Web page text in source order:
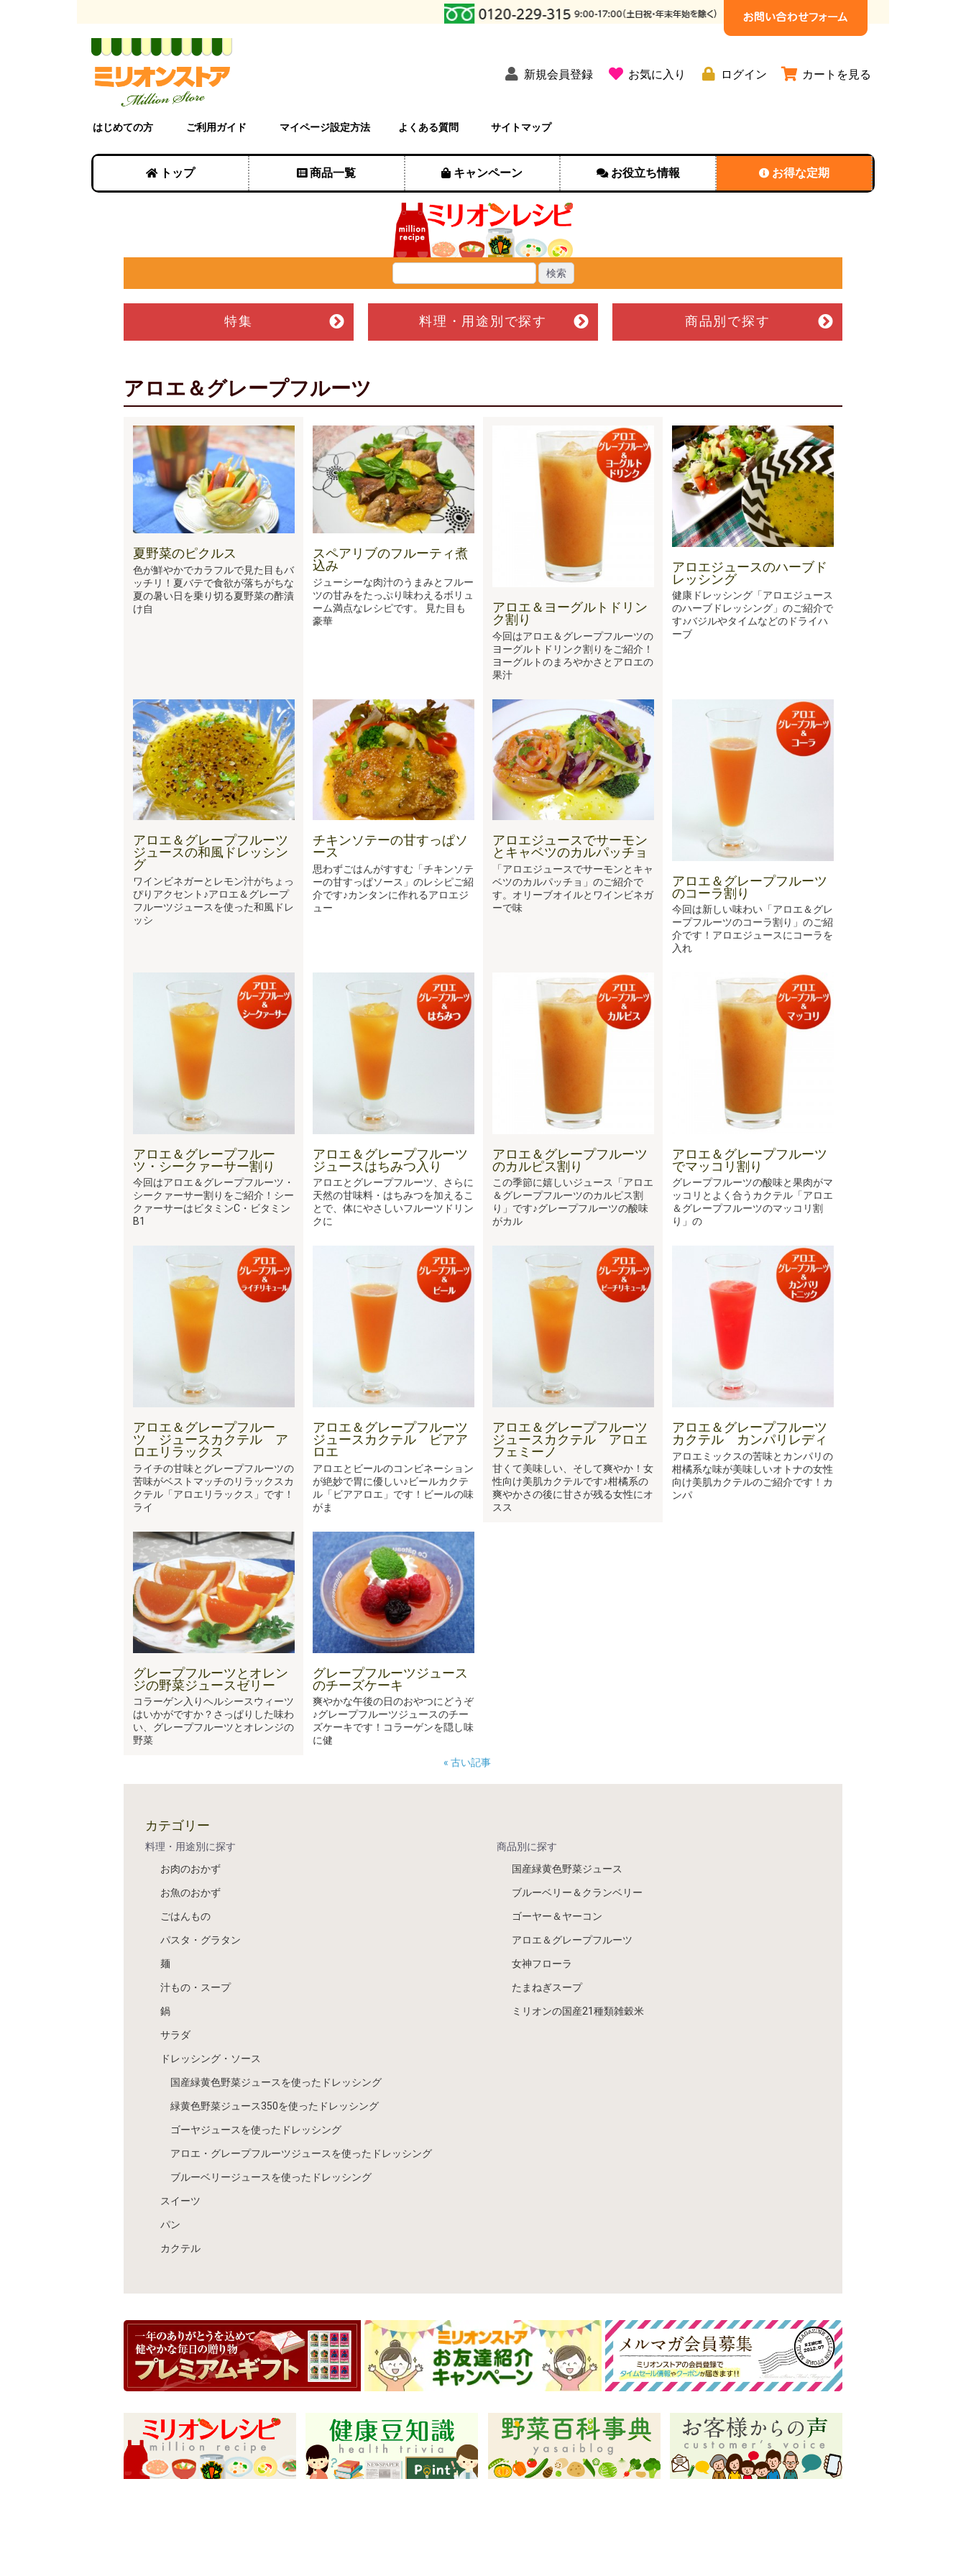
新規会員登録 お気に入り ログイン カートを見る
はじめての方 ご利用ガイド マイページ設定方法 よくある質問 サイトマップ
トップ 商品一覧 キャンペーン お役立ち情報 お得な定期
特集 料理・用途別 で探す 商品別 で探す
アロエ＆グレープフルーツ
夏野菜のピクルス
色が鮮やかでカラフルで見た目もバ
ッチリ！夏バテで食欲が落ちがちな
夏の暑い日を乗り切る夏野菜の酢漬
け自
スペアリブのフルーティ煮
込み
ジューシーな肉汁のうまみとフルー
ツの甘みをたっぷり味わえるボリュ
ーム満点なレシピです。 見た目も
豪華
アロエ＆ヨーグルトドリン
ク割り
今回はアロエ＆グレープフルーツの
ヨーグルトドリンク割りをご紹介！
ヨーグルトのまろやかさとアロエの
果汁
アロエジュースのハーブド
レッシング
健康ドレッシング「アロエジュース
のハーブドレッシング」のご紹介で
す♪バジルやタイムなどのドライハ
ーブ
アロエ＆グレープフルーツ
ジュースの和風ドレッシン
グ
ワインビネガーとレモン汁がちょっ
ぴりアクセント♪アロエ＆グレープ
フルーツジュースを使った和風ドレ
ッシ
チキンソテーの甘すっぱソ
ース
思わずごはんがすすむ「チキンソテ
ーの甘すっぱソース」のレシピご紹
介です♪カンタンに作れるアロエジ
ュー
アロエジュースでサーモン
とキャベツのカルパッチョ
「アロエジュースでサーモンとキャ
ベツのカルパッチョ」のご紹介で
す。オリーブオイルとワインビネガ
ーで味
アロエ＆グレープフルーツ
のコーラ割り
今回は新しい味わい「アロエ＆グレ
ープフルーツのコーラ割り」のご紹
介です！アロエジュースにコーラを
入れ
アロエ＆グレープフルー
ツ・シークァーサー割り
今回はアロエ＆グレープフルーツ・
シークァーサー割りをご紹介！シー
クァーサーはビタミンC・ビタミン
B1
アロエ＆グレープフルーツ
ジュースはちみつ入り
アロエとグレープフルーツ、さらに
天然の甘味料・はちみつを加えるこ
とで、体にやさしいフルーツドリン
クに
アロエ＆グレープフルーツ
のカルピス割り
この季節に嬉しいジュース「アロエ
＆グレープフルーツのカルピス割
り」です♪グレープフルーツの酸味
がカル
アロエ＆グレープフルーツ
でマッコリ割り
グレープフルーツの酸味と果肉がマ
ッコリとよく合うカクテル「アロエ
＆グレープフルーツのマッコリ割
り」の
アロエ＆グレープフルー
ツ ジュースカクテル ア
ロエリラックス
ライチの甘味とグレープフルーツの
苦味がベストマッチのリラックスカ
クテル「アロエリラックス」です！
ライ
アロエ＆グレープフルーツ
ジュースカクテル ビアア
ロエ
アロエとビールのコンビネーション
が絶妙で胃に優しい♪ビールカクテ
ル「ビアアロエ」です！ビールの味
がま
アロエ＆グレープフルーツ
ジュースカクテル アロエ
フェミーノ
甘くて美味しい、そして爽やか！女
性向け美肌カクテルです♪柑橘系の
爽やかさの後に甘さが残る女性にオ
スス
アロエ＆グレープフルーツ
カクテル カンパリレディ
アロエミックスの苦味とカンパリの
柑橘系な味が美味しいオトナの女性
向け美肌カクテルのご紹介です！カ
ンパ
グレープフルーツとオレン
ジの野菜ジュースゼリー
コラーゲン入りヘルシースウィーツ
はいかがですか？さっぱりした味わ
い、グレープフルーツとオレンジの
野菜
グレープフルーツジュース
のチーズケーキ
爽やかな午後の日のおやつにどうぞ
♪グレープフルーツジュースのチー
ズケーキです！コラーゲンを隠し味
に健
« 古い記事
カテゴリー
料理・用途別に探す
お肉のおかず
お魚のおかず
ごはんもの
パスタ・グラタン
麺
汁もの・スープ
鍋
サラダ
ドレッシング・ソース
国産緑黄色野菜ジュースを使ったドレッシング
緑黄色野菜ジュース350を使ったドレッシング
ゴーヤジュースを使ったドレッシング
アロエ・グレープフルーツジュースを使ったドレッシング
ブルーベリージュースを使ったドレッシング
スイーツ
パン
カクテル
商品別に探す
国産緑黄色野菜ジュース
ブルーベリー＆クランベリー
ゴーヤー＆ヤーコン
アロエ＆グレープフルーツ
女神フローラ
たまねぎスープ
ミリオンの国産21種類雑穀米